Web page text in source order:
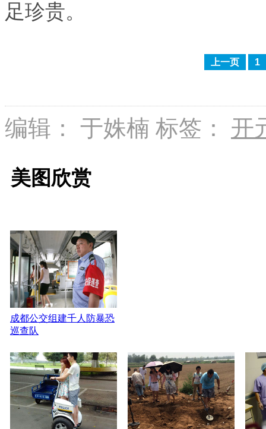
足珍贵。
上一页 1
编辑： 于姝楠 标签： 开
美图欣赏
成都公交组建千人防暴恐
巡查队